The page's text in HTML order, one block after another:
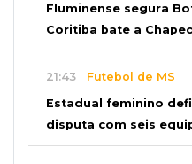
Fluminense segura
Coritiba bate a
21:43 Futebol de MS
Estadual feminino
disputa com seis